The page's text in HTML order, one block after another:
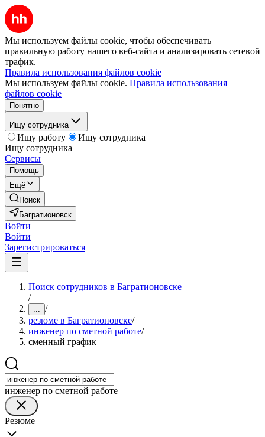
Мы используем файлы cookie, чтобы обеспечивать
правильную работу нашего веб-сайта и анализировать сетевой
трафик.
Правила использования файлов cookie
Мы используем файлы cookie. Правила использования
файлов cookie
Понятно
Ищу сотрудника
Ищу работу
Ищу сотрудника
Ищу сотрудника
Сервисы
Помощь
Ещё
Поиск
Багратионовск
Войти
Войти
Зарегистрироваться
Поиск сотрудников в Багратионовске
/
... /
резюме в Багратионовске/
инженер по сметной работе/
сменный график
инженер по сметной работе
Резюме